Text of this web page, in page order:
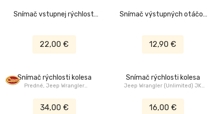
Snímač vstupnej rýchlosti
22,00 €
Snímač výstupných otáčok
12,90 €
Snímač rýchlosti kolesa
Predné, Jeep Wrangler
34,00 €
Snímač rýchlosti kolesa
Jeep Wrangler (Unlimited) JK
16,00 €